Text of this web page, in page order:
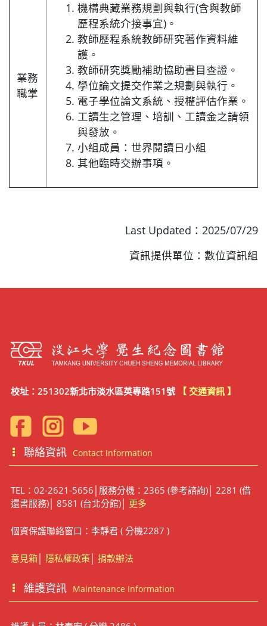
業務
職掌
機構典藏業務規劃與執行(含與教師
歷程系統介接事宜)。
教師歷程系統教師研究著作資料維
護。
教師研究獎勵補助協助書目查證。
學位論文提交作業之規劃與執行。
電子學位論文系統、授權評估作業。
工讀生之管理、培訓、工讀金之請領
與發放。
小組成員：世界閱讀日小組
其他臨時交辦事項。
Last Updated：2025/07/29
資訊提供單位：數位資訊組
校址：251302新北市淡水區英專路151號 【 交通資訊 】
聯絡資訊 Contact Information
TEL：02-2621-5656│服務分機：2365 (參考諮詢)│ 2281 (借
還書服務)│ 8581 (台北分館)│ 更多
個資保護聯絡窗口：李靜君 ( 分機2287 )
意見箱│ 隱私權政策│ 捐款辦法
維護資訊 Maintenance Information